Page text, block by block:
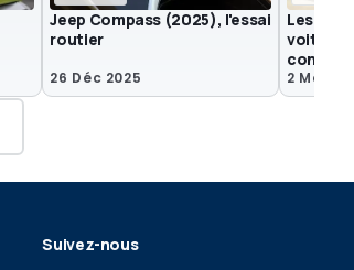
Jeep Compass (2025), l'essai
routier
26 Déc 2025
Les
voitures
2 Mai
Suivez-nous